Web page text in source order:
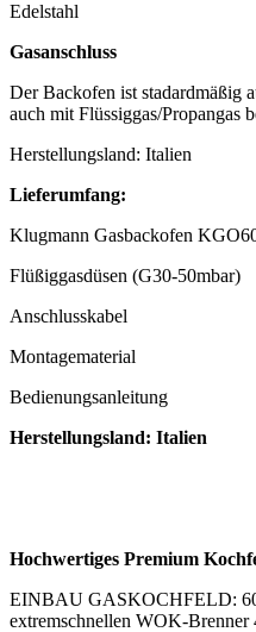
Edelstahl
Gasanschluss
Der Backofen ist stadardmäßig
auch mit Flüssiggas/Propangas
Herstellungsland: Italien
Lieferumfang:
Klugmann Gasbackofen
Flüßiggasdüsen (G30-50mbar)
Anschlusskabel
Montagematerial
Bedienungsanleitung
Herstellungsland: Italien
Hochwertiges Premium
EINBAU GASKOCHFELD:
extremschnellen WOK-